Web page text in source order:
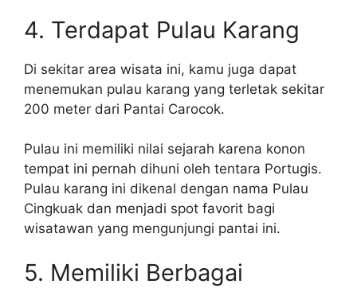
4. Terdapat Pulau Karang
Di sekitar area wisata ini, kamu juga dapat
menemukan pulau karang yang terletak sekitar
200 meter dari Pantai Carocok.
Pulau ini memiliki nilai sejarah karena konon
tempat ini pernah dihuni oleh tentara Portugis.
Pulau karang ini dikenal dengan nama Pulau
Cingkuak dan menjadi spot favorit bagi
wisatawan yang mengunjungi pantai ini.
5. Memiliki Berbagai